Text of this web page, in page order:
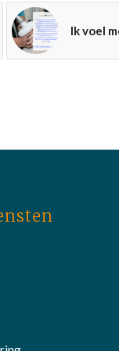
Ik voel